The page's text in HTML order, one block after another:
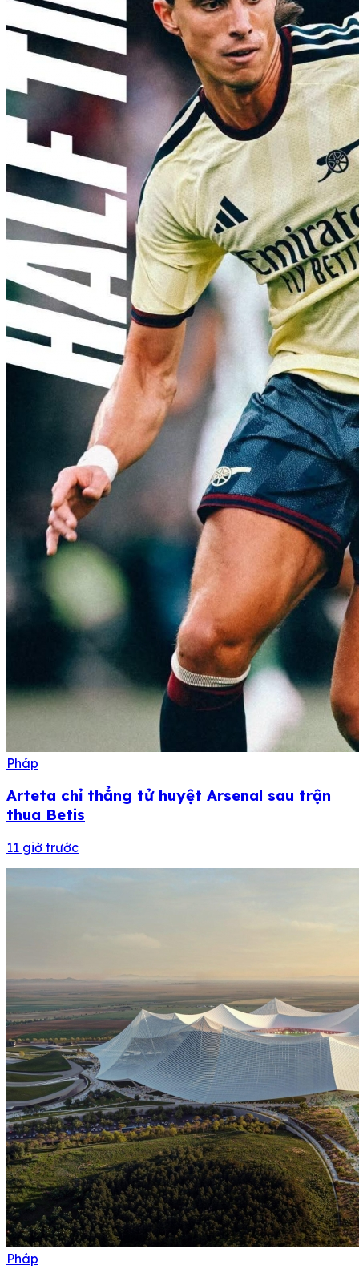
Pháp
Arteta chỉ thẳng tử huyệt Arsenal sau trận
thua Betis
11 giờ trước
Pháp